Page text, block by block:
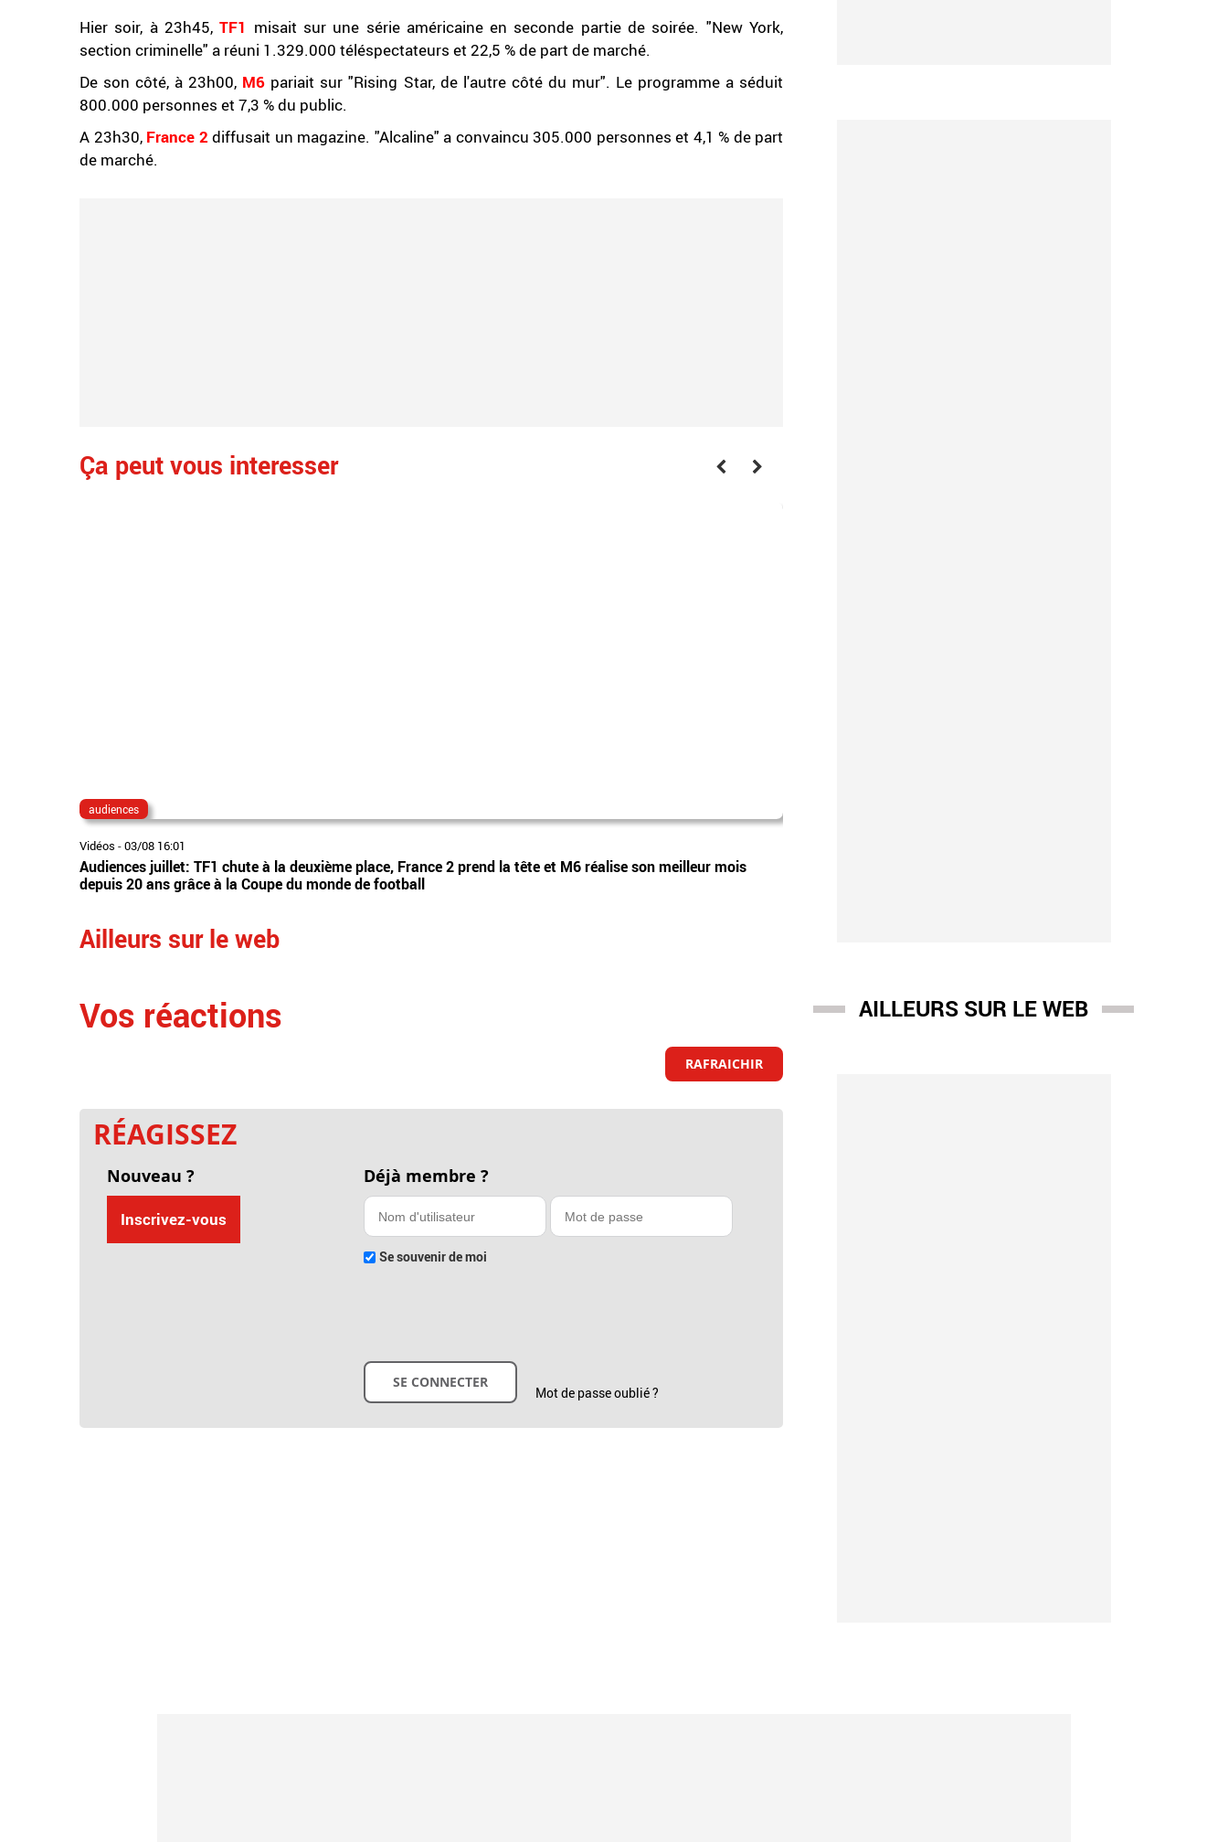
Hier soir, à 23h45,TF1 misait sur une série américaine en seconde partie de soirée. "New York,
section criminelle" a réuni 1.329.000 téléspectateurs et 22,5 % de part de marché.
De son côté, à 23h00, M6 pariait sur "Rising Star, de l'autre côté du mur". Le programme a séduit
800.000 personnes et 7,3 % du public.
A 23h30, France 2 diffusait un magazine. "Alcaline" a convaincu 305.000 personnes et 4,1 % de part
de marché.
Ça peut vous interesser
audiences
Vidéos -03/08 16:01
Audiences juillet: TF1 chute à la deuxième place, France 2 prend la tête et M6 réalise son meilleur mois
depuis 20 ans grâce à la Coupe du monde de football
Ailleurs sur le web
Vos réactions
RAFRAICHIR
RÉAGISSEZ
Nouveau ?
Inscrivez-vous
Déjà membre ?
Se souvenir de moi
Mot de passe oublié ?
AILLEURS SUR LE WEB